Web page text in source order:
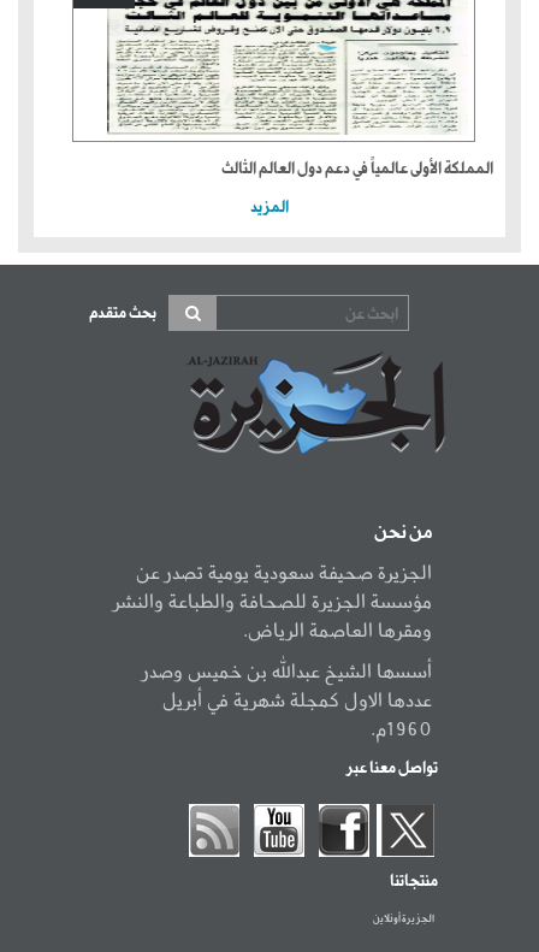
المملكة الأولى عالمياً في دعم دول العالم الثالث
المزيد
بحث متقدم
من نحن
الجزيرة صحيفة سعودية يومية تصدر عن
مؤسسة الجزيرة للصحافة والطباعة والنشر
ومقرها العاصمة الرياض.
أسسها الشيخ عبدالله بن خميس وصدر
عددها الاول كمجلة شهرية في أبريل
1960م.
تواصل معنا عبر
منتجاتنا
الجزيرة أونلاين